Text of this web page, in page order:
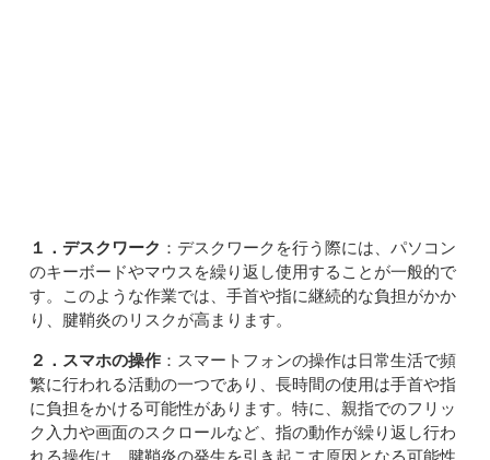
１．デスクワーク ：デスクワークを行う際には、パソコン
のキーボードやマウスを繰り返し使用することが一般的で
す。このような作業では、手首や指に継続的な負担がかか
り、腱鞘炎のリスクが高まります。
２．スマホの操作 ：スマートフォンの操作は日常生活で頻
繁に行われる活動の一つであり、長時間の使用は手首や指
に負担をかける可能性があります。特に、親指でのフリッ
ク入力や画面のスクロールなど、指の動作が繰り返し行わ
れる操作は、腱鞘炎の発生を引き起こす原因となる可能性